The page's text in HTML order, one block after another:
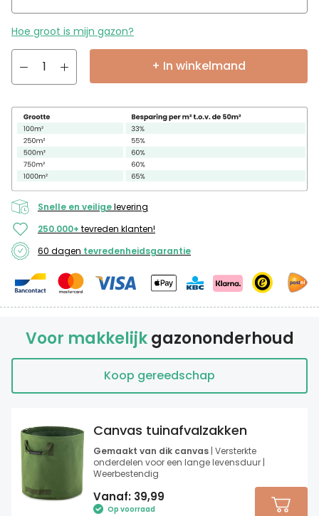
Hoe groot is mijn gazon?
+ In winkelmand
Snelle en veiligelevering
250.000+ tevreden klanten!
60 dagen tevredenheidsgarantie
Voor makkelijkgazononderhoud
Koop gereedschap
Canvas tuinafvalzakken
Gemaakt van dik canvas | Versterkte
onderdelen voor een lange levensduur |
Weerbestendig
Vanaf: 39,99
Op voorraad